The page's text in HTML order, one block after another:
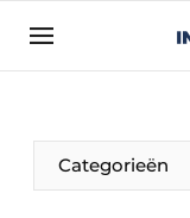
Aanmelden
Bedrijven
Contact
Categorieën